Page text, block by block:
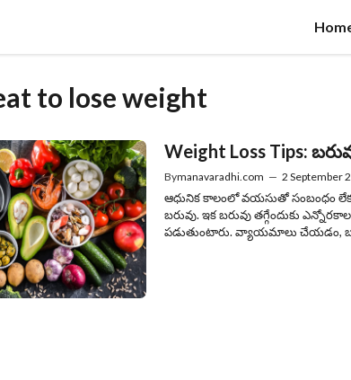
to lose weight
Weight Loss Tips:
Bymanavaradhi.com — 2 September
ఆధునిక కాలంలో వయసుతో సంబంధం
బరువు. ఇక బరువు తగ్గేందుకు ఎన్నోరకాల
పడుతుంటారు. వ్యాయమాలు చేయడం,